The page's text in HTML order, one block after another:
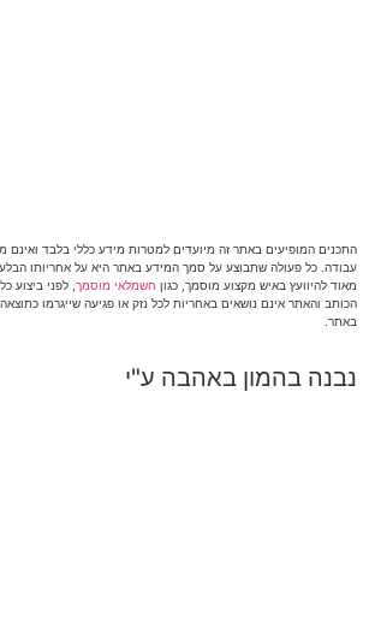
התכנים המופיעים באתר זה מיועדים למטרות מידע כללי בלבד ואינם
עבודה. כל פעולה שתבוצע על סמך המידע באתר היא על אחריותו
מאוד להיוועץ באיש מקצוע מוסמך, כגון חשמלאי מוסמך , לפני ביצוע
הכותב והאתר אינם נושאים באחריות לכל נזק או פגיעה שייגרמו
באתר.
נבנה בהמון באהבה ע"י